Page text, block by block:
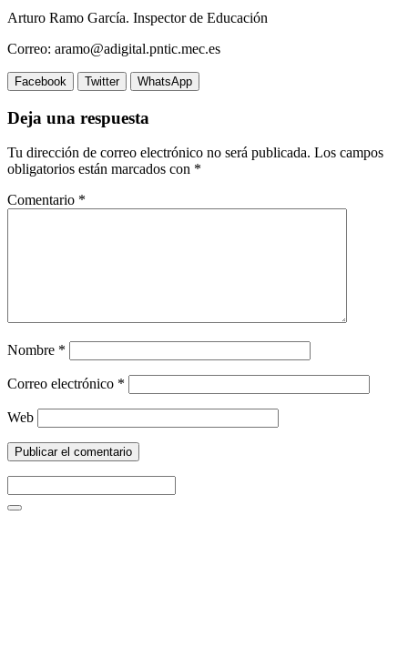
Arturo Ramo García. Inspector de Educación
Correo: aramo@adigital.pntic.mec.es
Facebook Twitter WhatsApp
Deja una respuesta
Tu dirección de correo electrónico no será publicada. Los campos
obligatorios están marcados con *
Comentario *
Nombre *
Correo electrónico *
Web